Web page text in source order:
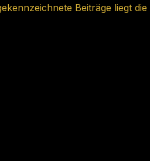
Beiträge liegt